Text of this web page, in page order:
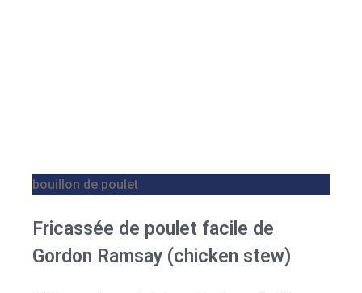
bouillon de poulet
Fricassée de poulet facile de
Gordon Ramsay (chicken stew)